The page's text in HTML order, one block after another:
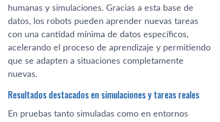
humanas y simulaciones. Gracias a esta base de
datos, los robots pueden aprender nuevas tareas
con una cantidad mínima de datos específicos,
acelerando el proceso de aprendizaje y permitiendo
que se adapten a situaciones completamente
nuevas.
Resultados destacados en simulaciones y tareas reales
En pruebas tanto simuladas como en entornos